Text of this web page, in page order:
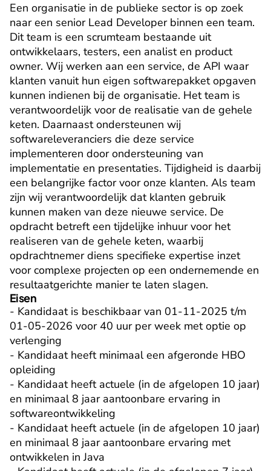
Een organisatie in de publieke sector is op zoek
naar een senior Lead Developer binnen een team.
Dit team is een scrumteam bestaande uit
ontwikkelaars, testers, een analist en product
owner. Wij werken aan een service, de API waar
klanten vanuit hun eigen softwarepakket opgaven
kunnen indienen bij de organisatie. Het team is
verantwoordelijk voor de realisatie van de gehele
keten. Daarnaast ondersteunen wij
softwareleveranciers die deze service
implementeren door ondersteuning van
implementatie en presentaties. Tijdigheid is daarbij
een belangrijke factor voor onze klanten. Als team
zijn wij verantwoordelijk dat klanten gebruik
kunnen maken van deze nieuwe service. De
opdracht betreft een tijdelijke inhuur voor het
realiseren van de gehele keten, waarbij
opdrachtnemer diens specifieke expertise inzet
voor complexe projecten op een ondernemende en
resultaatgerichte manier te laten slagen.
Eisen
- Kandidaat is beschikbaar van 01-11-2025 t/m
01-05-2026 voor 40 uur per week met optie op
verlenging
- Kandidaat heeft minimaal een afgeronde HBO
opleiding
- Kandidaat heeft actuele (in de afgelopen 10 jaar)
en minimaal 8 jaar aantoonbare ervaring in
softwareontwikkeling
- Kandidaat heeft actuele (in de afgelopen 10 jaar)
en minimaal 8 jaar aantoonbare ervaring met
ontwikkelen in Java